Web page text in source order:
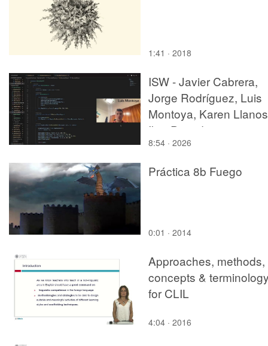
1:41 · 2018
ISW - Javier Cabrera,
Jorge Rodríguez, Luis
Montoya, Karen
Iker Panadero
8:54 · 2026
Práctica 8b Fuego
0:01 · 2014
Approaches, methods,
concepts &
for CLIL
4:04 · 2016